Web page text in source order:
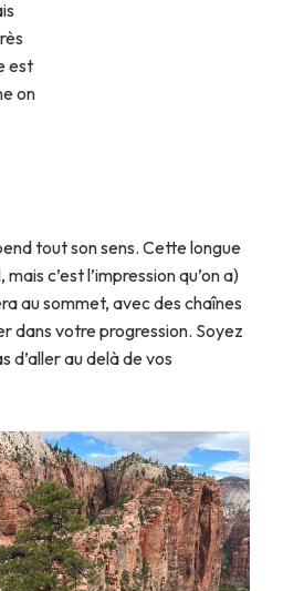
est
on
tout son sens. Cette longue
c’est l’impression qu’on a)
au sommet, avec des chaînes
dans votre progression. Soyez
d’aller au delà de vos